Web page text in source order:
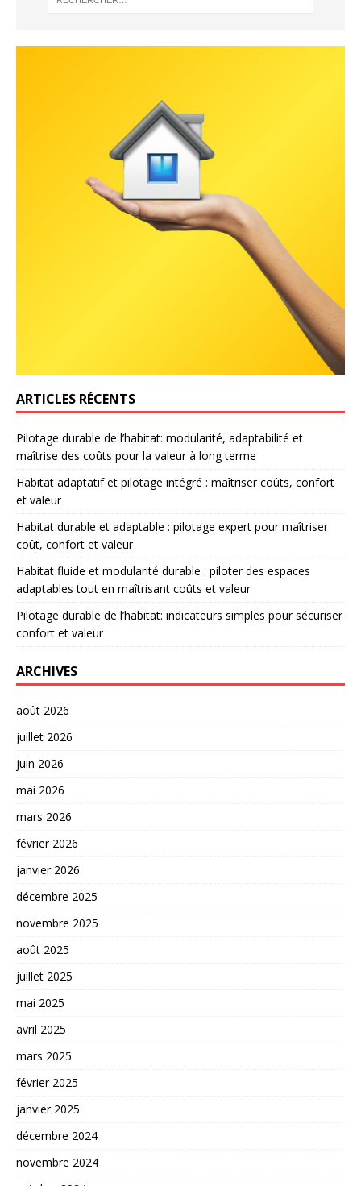
ARTICLES RÉCENTS
Pilotage durable de l’habitat: modularité, adaptabilité et
maîtrise des coûts pour la valeur à long terme
Habitat adaptatif et pilotage intégré : maîtriser coûts, confort
et valeur
Habitat durable et adaptable : pilotage expert pour maîtriser
coût, confort et valeur
Habitat fluide et modularité durable : piloter des espaces
adaptables tout en maîtrisant coûts et valeur
Pilotage durable de l’habitat: indicateurs simples pour sécuriser
confort et valeur
ARCHIVES
août 2026
juillet 2026
juin 2026
mai 2026
mars 2026
février 2026
janvier 2026
décembre 2025
novembre 2025
août 2025
juillet 2025
mai 2025
avril 2025
mars 2025
février 2025
janvier 2025
décembre 2024
novembre 2024